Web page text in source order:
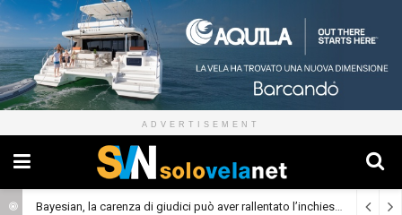
ADVERTISEMENT
Bayesian, la carenza di giudici può aver rallentato l’inchiesta (Cronaca)